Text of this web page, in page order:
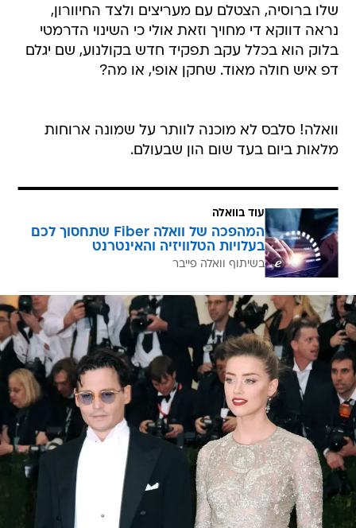
שלו ברוסיה, הצטלם עם מעריצים ולצד החיוורון,
נראה דווקא די מחויך וזאת אולי כי השינוי הדרמטי
בלוק הוא בכלל עקב תפקיד חדש בקולנוע, שם יגלם
דפ איש חולה מאוד. שחקן אופי, או מה?
וואלה! סלבס לא מוכנה לוותר על שמונה ארוחות
מלאות ביום בעד שום הון שבעולם.
עוד בוואלה
המהפכה של וואלה Fiber שתחסוך לכם
בעלויות הטלוויזיה והאינטרנט
בשיתוף וואלה פייבר